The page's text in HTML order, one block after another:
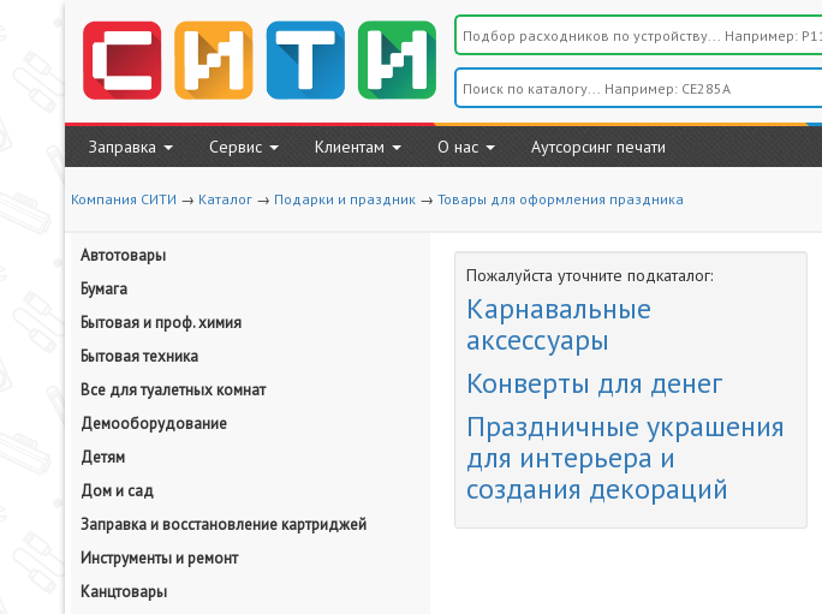
Заправка Сервис Клиентам О нас Аутсорсинг печати
Компания СИТИ → Каталог → Подарки и праздник → Товары для оформления праздника
Автотовары
Бумага
Бытовая и проф. химия
Бытовая техника
Все для туалетных комнат
Демооборудование
Детям
Дом и сад
Заправка и восстановление картриджей
Инструменты и ремонт
Канцтовары
Пожалуйста уточните подкаталог:
Карнавальные
аксессуары
Конверты для денег
Праздничные украшения
для интерьера и
создания декораций